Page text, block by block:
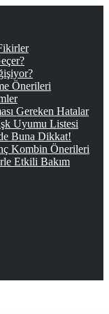
Önerileri
Gereken Hatalar
Uyumu Listesi
Buna Dikkat!
Kombin Önerileri
Etkili Bakım